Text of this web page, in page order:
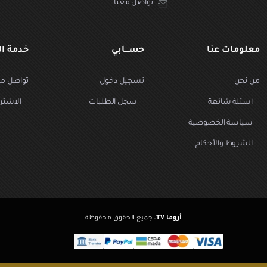
تواصل معنا
معلومات عنا
من نحن
أسئلة شائعة
سياسة الخصوصية
الشروط والأحكام
حســـابي
تسجيل دخول
سجل الطلبات
خدمة
تواصل
أروما TV ، جميع الحقوق محفوظة